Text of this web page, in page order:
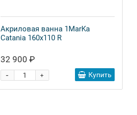
Акриловая ванна 1MarKa
Catania 160х110 R
32 900 ₽
+
- Купить